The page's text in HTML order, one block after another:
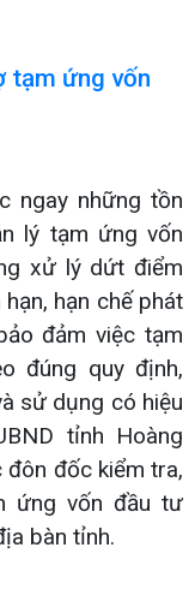
tạm ứng vốn
ngay những tồn
lý tạm ứng vốn
xử lý dứt điểm
hạn chế phát
đảm việc tạm
đúng quy định,
sử dụng có hiệu
tỉnh Hoàng
đôn đốc kiểm tra,
ứng vốn đầu tư
bàn tỉnh.